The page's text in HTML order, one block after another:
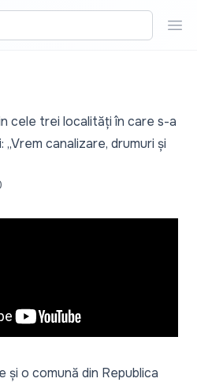
cele trei localități în care s-a
canalizare, drumuri și
și o comună din Republica